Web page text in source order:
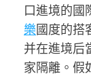
口進境的國
樂國度的搭
并在進境后
家隔離。假